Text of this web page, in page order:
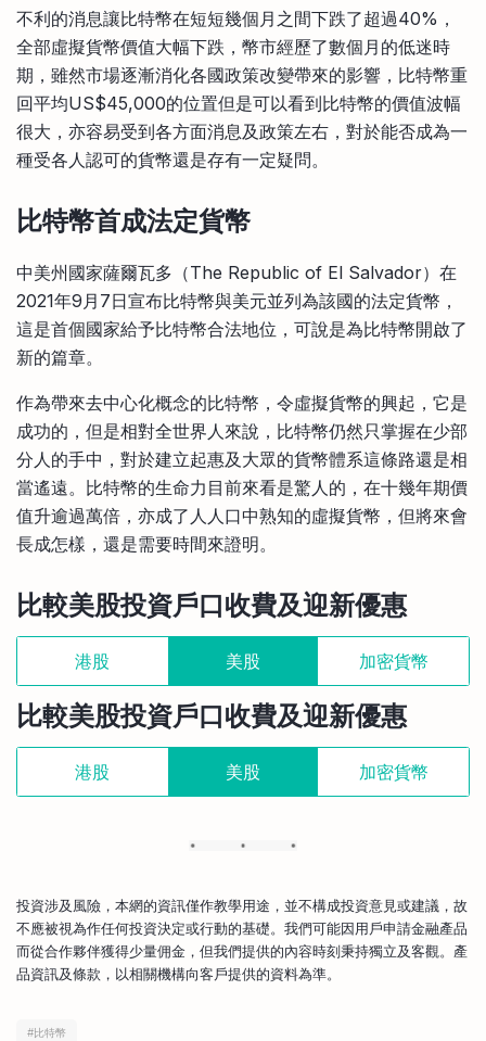
不利的消息讓比特幣在短短幾個月之間下跌了超過40%，
全部虛擬貨幣價值大幅下跌，幣市經歷了數個月的低迷時
期，雖然市場逐漸消化各國政策改變帶來的影響，比特幣重
回平均US$45,000的位置但是可以看到比特幣的價值波幅
很大，亦容易受到各方面消息及政策左右，對於能否成為一
種受各人認可的貨幣還是存有一定疑問。
比特幣首成法定貨幣
中美州國家薩爾瓦多（The Republic of El Salvador）在
2021年9月7日宣布比特幣與美元並列為該國的法定貨幣，
這是首個國家給予比特幣合法地位，可說是為比特幣開啟了
新的篇章。
作為帶來去中心化概念的比特幣，令虛擬貨幣的興起，它是
成功的，但是相對全世界人來說，比特幣仍然只掌握在少部
分人的手中，對於建立起惠及大眾的貨幣體系這條路還是相
當遙遠。比特幣的生命力目前來看是驚人的，在十幾年期價
值升逾過萬倍，亦成了人人口中熟知的虛擬貨幣，但將來會
長成怎樣，還是需要時間來證明。
比較美股投資戶口收費及迎新優惠
港股 美股 加密貨幣
比較美股投資戶口收費及迎新優惠
港股 美股 加密貨幣
投資涉及風險，本網的資訊僅作教學用途，並不構成投資意見或建議，故
不應被視為作任何投資決定或行動的基礎。我們可能因用戶申請金融產品
而從合作夥伴獲得少量佣金，但我們提供的內容時刻秉持獨立及客觀。產
品資訊及條款，以相關機構向客戶提供的資料為準。
#比特幣